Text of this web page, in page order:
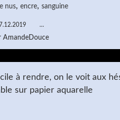
nus, encre, sanguine
…
AmandeDouce
à rendre, on le voit aux
sur papier aquarelle